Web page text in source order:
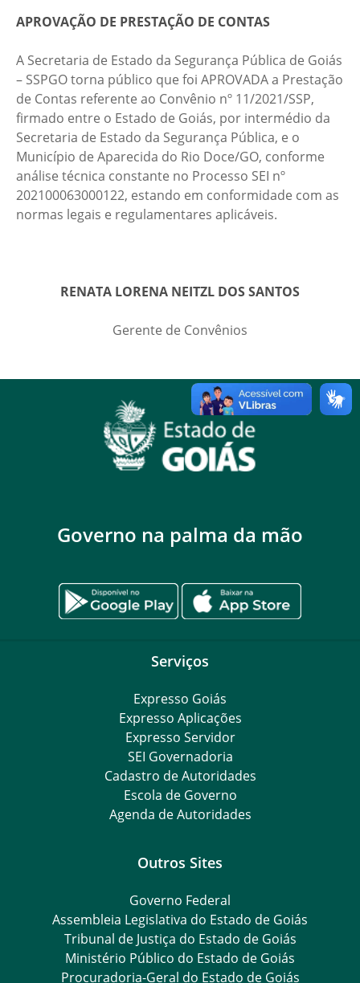
APROVAÇÃO DE PRESTAÇÃO DE CONTAS
A Secretaria de Estado da Segurança Pública de Goiás
– SSPGO torna público que foi APROVADA a Prestação
de Contas referente ao Convênio nº 11/2021/SSP,
firmado entre o Estado de Goiás, por intermédio da
Secretaria de Estado da Segurança Pública, e o
Município de Aparecida do Rio Doce/GO, conforme
análise técnica constante no Processo SEI nº
202100063000122, estando em conformidade com as
normas legais e regulamentares aplicáveis.
RENATA LORENA NEITZL DOS SANTOS
Gerente de Convênios
Governo na palma da mão
Serviços
Expresso Goiás
Expresso Aplicações
Expresso Servidor
SEI Governadoria
Cadastro de Autoridades
Escola de Governo
Agenda de Autoridades
Outros Sites
Governo Federal
Assembleia Legislativa do Estado de Goiás
Tribunal de Justiça do Estado de Goiás
Ministério Público do Estado de Goiás
Procuradoria-Geral do Estado de Goiás